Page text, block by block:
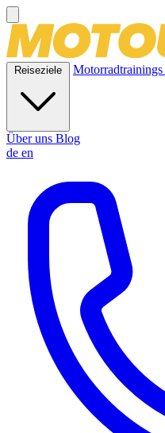
Reiseziele Motorradtrainings
Über uns Blog
de en